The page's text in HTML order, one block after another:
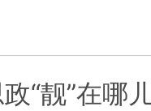
“靓”在哪